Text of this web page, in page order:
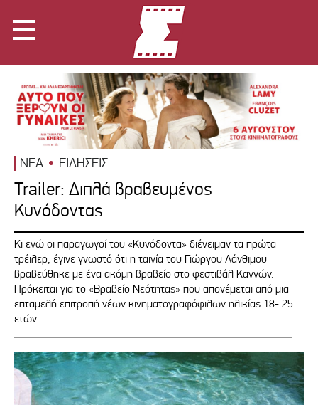
ΝΕΑ ΕΙΔΗΣΕΙΣ
Trailer: Διπλά βραβευμένος
Κυνόδοντας
Κι ενώ οι παραγωγοί του «Κυνόδοντα» διένειμαν τα πρώτα
τρέιλερ, έγινε γνωστό ότι η ταινία του Γιώργου Λάνθιμου
βραβεύθηκε με ένα ακόμη βραβείο στο φεστιβάλ Καννών.
Πρόκειται για το «Βραβείο Νεότητας» που απονέμεται από μια
επταμελή επιτροπή νέων κινηματογραφόφιλων ηλικίας 18- 25
ετών.